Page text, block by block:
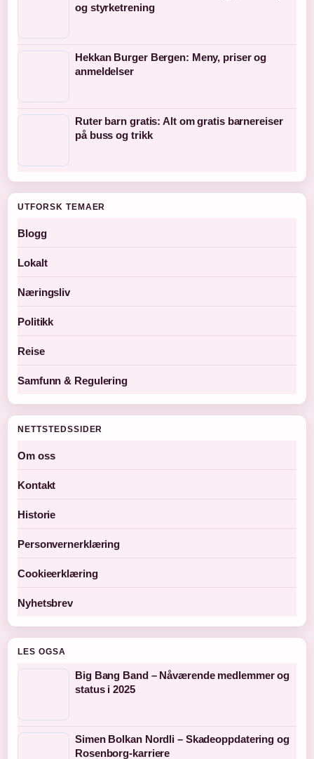
og styrketrening
Hekkan Burger Bergen: Meny, priser og
anmeldelser
Ruter barn gratis: Alt om gratis barnereiser
på buss og trikk
UTFORSK TEMAER
Blogg
Lokalt
Næringsliv
Politikk
Reise
Samfunn & Regulering
NETTSTEDSSIDER
Om oss
Kontakt
Historie
Personvernerklæring
Cookieerklæring
Nyhetsbrev
LES OGSA
Big Bang Band – Nåværende medlemmer og
status i 2025
Simen Bolkan Nordli – Skadeoppdatering og
Rosenborg-karriere